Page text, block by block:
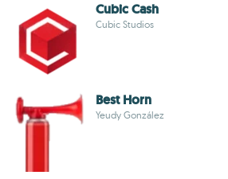
Cubic Cash
Cubic Studios
Best Horn
Yeudy González